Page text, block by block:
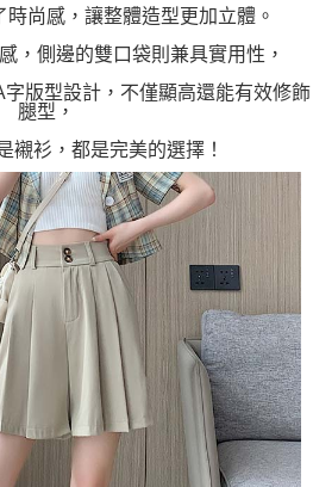
尚感，讓整體造型更加立體。
，側邊的雙口袋則兼具實用性，
版型設計，不僅顯高還能有效修飾
腿型，
襯衫，都是完美的選擇！